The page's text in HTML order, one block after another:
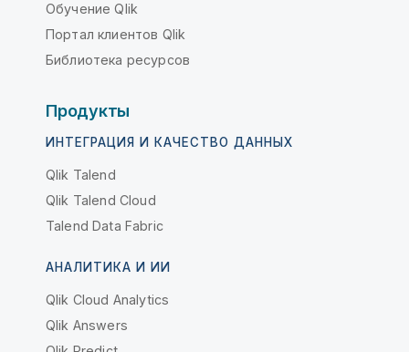
Обучение Qlik
Портал клиентов Qlik
Библиотека ресурсов
Продукты
ИНТЕГРАЦИЯ И КАЧЕСТВО ДАННЫХ
Qlik Talend
Qlik Talend Cloud
Talend Data Fabric
АНАЛИТИКА И ИИ
Qlik Cloud Analytics
Qlik Answers